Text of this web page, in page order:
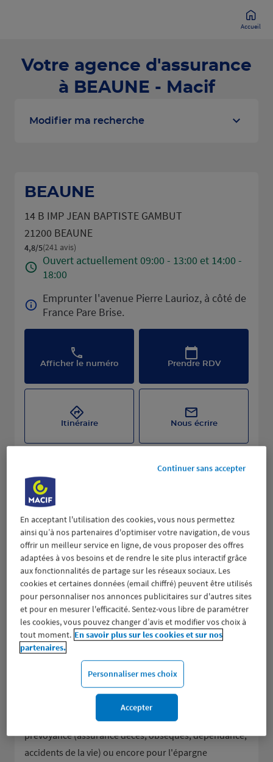
Accueil
Votre agence d'assurance
à BEAUNE - Macif
Modifier ma recherche
BEAUNE
14 B IMP JEAN BAPTISTE GAMBUT
21200 BEAUNE
4,8/5Note de 4.8 sur 5
(241 avis)
Ouvert actuellement 09:00 - 13:00 et 14:00 -
18:00
Emprunter l'avenue Pierre Laurioz, à côté de
France Pare Brise.
Afficher le numéro Prendre RDV
Itinéraire Nous écrire
Groupe d’assurance aux valeurs mutualistes, la Macif
donne la parole à ses sociétaires et les accompagne
dans tous leurs besoins en assurance de dommages
scolaire, responsabilité civile...), pour la mutuelle et la
prévoyance (assurance décès, obsèques, dépendance,
accidents de la vie) ou encore pour l'épargne
En acceptant l'utilisation des cookies, vous nous permettez
ainsi qu’à nos partenaires d'optimiser votre navigation, de vous
offrir un meilleur service en ligne, de vous proposer des offres
adaptées à vos besoins et de rendre le site plus interactif grâce
aux fonctionnalités de partage sur les réseaux sociaux. Les
cookies et certaines données (email chiffré) peuvent être utilisés
pour personnaliser nos annonces publicitaires sur d'autres sites
et pour en mesurer l'efficacité. Sentez-vous libre de paramétrer
les cookies, vous pouvez changer d’avis et modifier vos choix à
tout moment. En savoir plus sur les cookies et sur nos
partenaires.
Personnaliser mes choix
Continuer sans accepter
Accepter